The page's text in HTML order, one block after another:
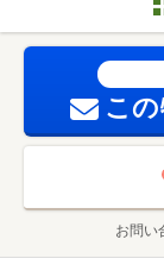
こ
お問い